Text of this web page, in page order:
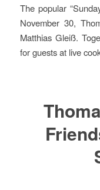
The popular
November 30,
Matthias Gleiß.
for guests at live